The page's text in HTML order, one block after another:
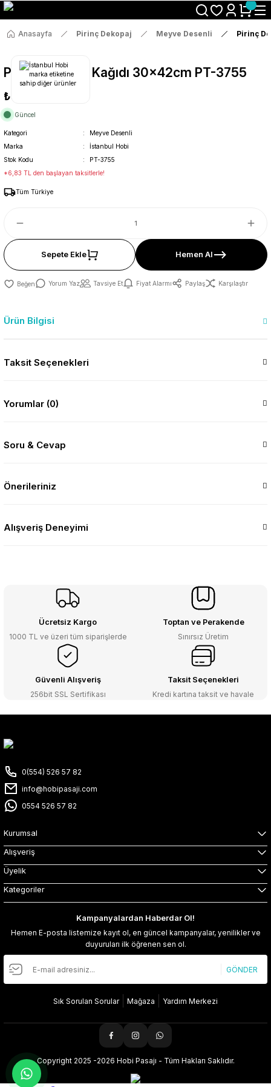
Size Özel "HG10" Koduyla Sepette Hemen %10 İndirimi Kaçırma
Anasayfa Pirinç Dekopaj Meyve Desenli Pirinç
Pirinç Dekopaj Kağıdı 30x42cm PT-3755
₺36
Güncel
Kategori
Meyve Desenli
Marka
İstanbul Hobi
Stok Kodu
PT-3755
*6,83 TL den başlayan taksitlerle!
Tüm Türkiye
Sepete Ekle Hemen Al
Yorum Yaz Tavsiye Et Fiyat Alarmı Paylaş Karşılaştır
Ürün Bilgisi
Taksit Seçenekleri
Yorumlar (0)
Soru & Cevap
Önerileriniz
Alışveriş Deneyimi
Ücretsiz Kargo
1000 TL ve üzeri tüm siparişlerde
Toptan ve Perakende
Sınırsız Üretim
Güvenli Alışveriş
256bit SSL Sertifikası
Taksit Seçenekleri
Kredi kartına taksit ve havale
0(554) 526 57 82
info@hobipasaji.com
0554 526 57 82
Kurumsal
Alışveriş
Üyelik
Kategoriler
Kampanyalardan Haberdar Ol!
Hemen E-posta listemize kayıt ol, en güncel kampanyalar, yenilikler ve
duyuruları ilk öğrenen sen ol.
GÖNDER
Sık Sorulan Sorular Mağaza Yardım Merkezi
Copyright 2025 -2026 Hobi Pasajı - Tüm Hakları Saklıdır.